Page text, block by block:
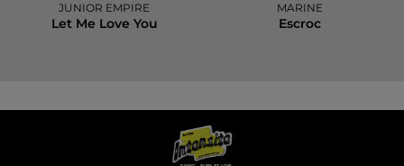
JUNIOR EMPIRE
Let Me Love You
MARINE
Escroc